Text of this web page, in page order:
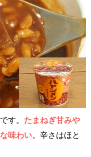
す。 たまねぎ甘みや
味わい。 辛さはほと